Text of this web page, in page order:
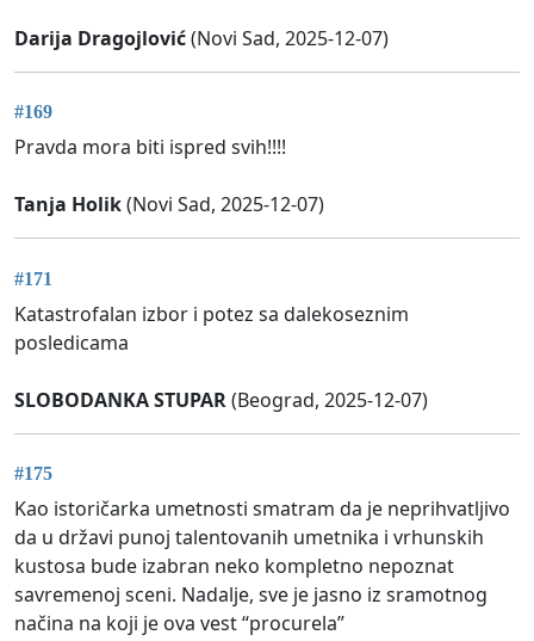
Darija Dragojlović(Novi Sad, 2025-12-07)
#169
Pravda mora biti ispred svih!!!!
Tanja Holik(Novi Sad, 2025-12-07)
#171
Katastrofalan izbor i potez sa dalekoseznim
posledicama
SLOBODANKA STUPAR(Beograd, 2025-12-07)
#175
Kao istoričarka umetnosti smatram da je neprihvatljivo
da u državi punoj talentovanih umetnika i vrhunskih
kustosa bude izabran neko kompletno nepoznat
savremenoj sceni. Nadalje, sve je jasno iz sramotnog
načina na koji je ova vest “procurela”